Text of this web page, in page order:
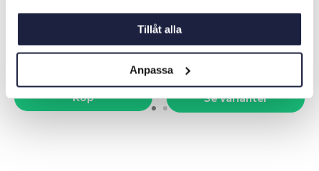
Tillåt alla
Anpassa
Art nr: 05455
Köp
Art nr: V05454
Från 99 kr
Se varianter